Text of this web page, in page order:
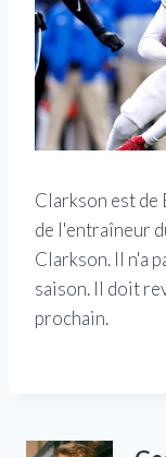
Clarkson est
de l'entraîneur
Clarkson. Il n'a
saison. Il doit
prochain.